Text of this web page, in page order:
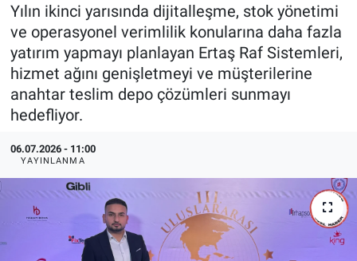
Yılın ikinci yarısında dijitalleşme, stok yönetimi
ve operasyonel verimlilik konularına daha fazla
yatırım yapmayı planlayan Ertaş Raf Sistemleri,
hizmet ağını genişletmeyi ve müşterilerine
anahtar teslim depo çözümleri sunmayı
hedefliyor.
06.07.2026 - 11:00
YAYINLANMA
HaberOrtak
EndüstriST
Enerjisini Üreten Fabrikalar
Ağır Sanayi Çözümleri